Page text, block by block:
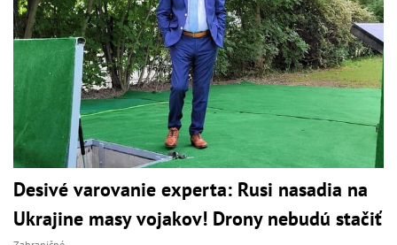
Desivé varovanie experta: Rusi nasadia na
Ukrajine masy vojakov! Drony nebudú stačiť